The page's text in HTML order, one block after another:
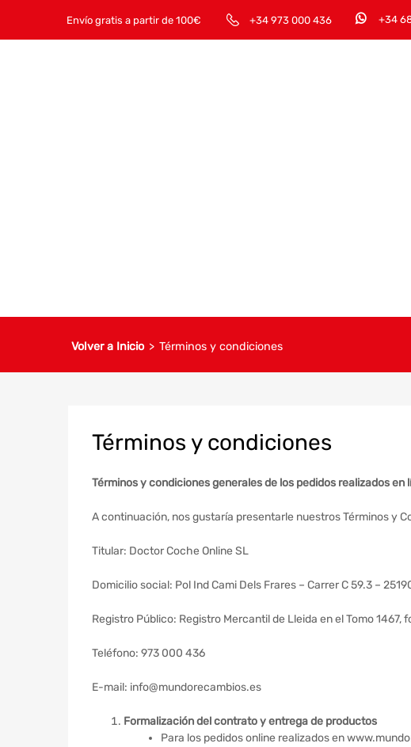
Envío gratis a partir de 100€ +34 973 000 436 +34
Volver a Inicio > Términos y condiciones
Términos y condiciones
Términos y condiciones generales de los pedidos realizados en
A continuación, nos gustaría presentarle nuestros Términos y
Titular: Doctor Coche Online SL
Domicilio social: Pol Ind Cami Dels Frares – Carrer C 59.3 –
Registro Público: Registro Mercantil de Lleida en el Tomo 1467,
Teléfono: 973 000 436
E-mail: info@mundorecambios.es
Formalización del contrato y entrega de productos
Para los pedidos online realizados en